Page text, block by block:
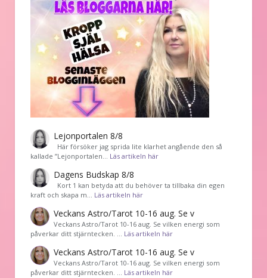
Lejonportalen 8/8
Här försöker jag sprida lite klarhet angående den så
kallade ”Lejonportalen… Läs artikeln här
Dagens Budskap 8/8
Kort 1 kan betyda att du behöver ta tillbaka din egen
kraft och skapa m… Läs artikeln här
Veckans Astro/Tarot 10-16 aug. Se v
Veckans Astro/Tarot 10-16 aug. Se vilken energi som
påverkar ditt stjärntecken. … Läs artikeln här
Veckans Astro/Tarot 10-16 aug. Se v
Veckans Astro/Tarot 10-16 aug. Se vilken energi som
påverkar ditt stjärntecken. … Läs artikeln här